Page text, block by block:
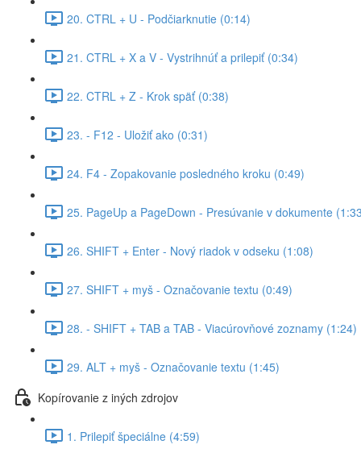
20. CTRL + U - Podčiarknutie (0:14)
21. CTRL + X a V - Vystrihnúť a prilepiť (0:34)
22. CTRL + Z - Krok späť (0:38)
23. - F12 - Uložiť ako (0:31)
24. F4 - Zopakovanie posledného kroku (0:49)
25. PageUp a PageDown - Presúvanie v dokumente
26. SHIFT + Enter - Nový riadok v odseku (1:08)
27. SHIFT + myš - Označovanie textu (0:49)
28. - SHIFT + TAB a TAB - Viacúrovňové zoznamy (1:24)
29. ALT + myš - Označovanie textu (1:45)
Kopírovanie z iných zdrojov
1. Prilepiť špeciálne (4:59)